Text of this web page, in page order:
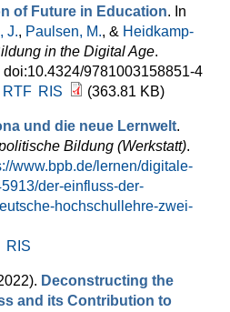
of Future in Education. In
J., Paulsen, M., & Heidkamp-
in the Digital Age.
doi:10.4324/9781003158851-4
RTF RIS (363.81 KB)
und die neue Lernwelt.
Bildung (Werkstatt).
www.bpb.de/lernen/digitale-
der-einfluss-der-
hochschullehre-zwei-
RIS
Deconstructing the
and its Contribution to